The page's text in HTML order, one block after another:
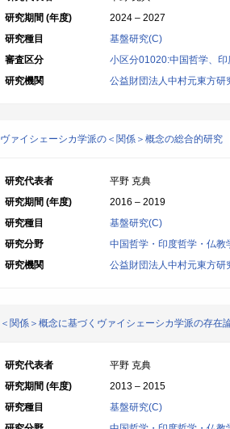
研究期間 (年度)
2024 – 2027
研究種目
基盤研究(C)
審査区分
小区分01020:中国哲学、
研究機関
公益財団法人中村元東方研
ヴァイシェーシカ学派の＜関係＞概念の総合的研究
研究代表者
平野 克典
研究期間 (年度)
2016 – 2019
研究種目
基盤研究(C)
研究分野
中国哲学・印度哲学・仏教
研究機関
公益財団法人中村元東方研
＜関係＞概念に基づくヴァイシェーシカ学派の存在
研究代表者
平野 克典
研究期間 (年度)
2013 – 2015
研究種目
基盤研究(C)